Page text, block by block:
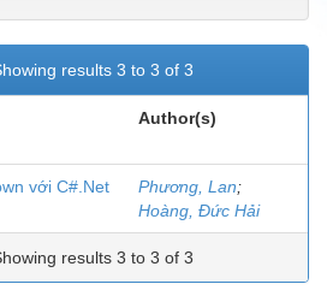
results 3 to 3 of 3
Author(s)
với C#.Net Phương, Lan;
Hoàng, Đức Hải
results 3 to 3 of 3